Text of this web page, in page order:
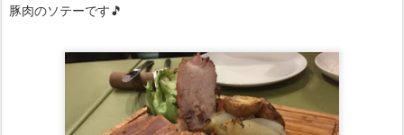
豚肉のソテーです🎵